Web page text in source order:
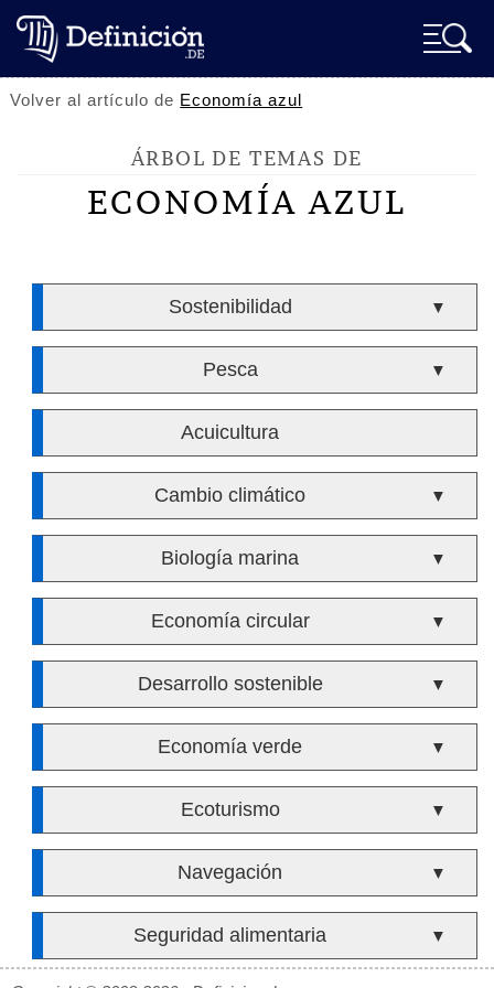
Volver al artículo de Economía azul
ÁRBOL DE TEMAS DE
ECONOMÍA AZUL
Sostenibilidad ▼
Pesca ▼
Acuicultura
Cambio climático ▼
Biología marina ▼
Economía circular ▼
Desarrollo sostenible ▼
Economía verde ▼
Ecoturismo ▼
Navegación ▼
Seguridad alimentaria ▼